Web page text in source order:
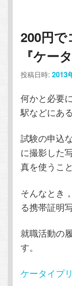
コ
ン
ン
ツ
へ
動
ン
テ
ツ
へ
移
200円
『ケー
投稿日時:2013
何かと必要
駅などにあ
試験の申込
に撮影した
真を使うこ
そんなとき
る携帯証明
就職活動の
す。
ケータイプ